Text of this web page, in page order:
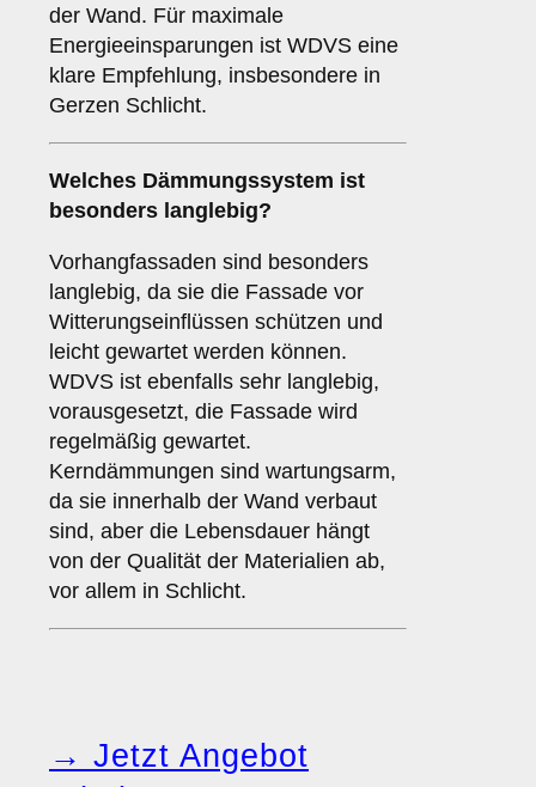
der Wand. Für maximale
Energieeinsparungen ist WDVS eine
klare Empfehlung, insbesondere in
Gerzen Schlicht.
Welches Dämmungssystem ist
besonders langlebig?
Vorhangfassaden sind besonders
langlebig, da sie die Fassade vor
Witterungseinflüssen schützen und
leicht gewartet werden können.
WDVS ist ebenfalls sehr langlebig,
vorausgesetzt, die Fassade wird
regelmäßig gewartet.
Kerndämmungen sind wartungsarm,
da sie innerhalb der Wand verbaut
sind, aber die Lebensdauer hängt
von der Qualität der Materialien ab,
vor allem in Schlicht.
→ Jetzt Angebot